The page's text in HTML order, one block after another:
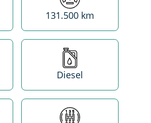
131.500 km
Treibstoff
Diesel
Getriebe